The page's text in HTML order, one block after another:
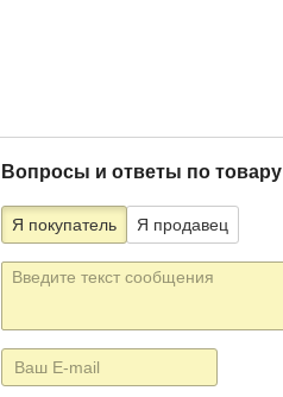
Вопросы и ответы по товару
Я покупатель Я продавец
Текст
E-
mail